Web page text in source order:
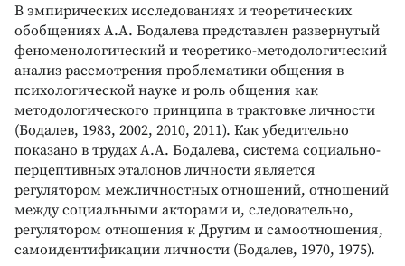
В эмпирических исследованиях и теоретических
обобщениях А.А. Бодалева представлен развернутый
феноменологический и теоретико-методологический
анализ рассмотрения проблематики общения в
психологической науке и роль общения как
методологического принципа в трактовке личности
(Бодалев, 1983, 2002, 2010, 2011). Как убедительно
показано в трудах А.А. Бодалева, система социально-
перцептивных эталонов личности является
регулятором межличностных отношений, отношений
между социальными акторами и, следовательно,
регулятором отношения к Другим и самоотношения,
самоидентификации личности (Бодалев, 1970, 1975).